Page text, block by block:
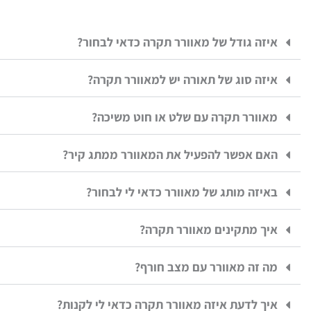
איזה גודל של מאוורר תקרה כדאי לבחור?
איזה סוג של תאורה יש למאוורר תקרה?
מאוורר תקרה עם שלט או חוט משיכה?
האם אפשר להפעיל את המאוורר ממתג קיר?
באיזה מותג של מאוורר כדאי לי לבחור?
איך מתקינים מאוורר תקרה?
מה זה מאוורר עם מצב חורף?
איך לדעת איזה מאוורר תקרה כדאי לי לקנות?